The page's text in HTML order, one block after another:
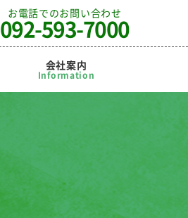
お電話でのお問い合わせ
092-593-7000
会社案内
Information